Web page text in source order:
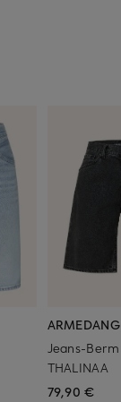
Jeans-
THALINAA
79,90 €